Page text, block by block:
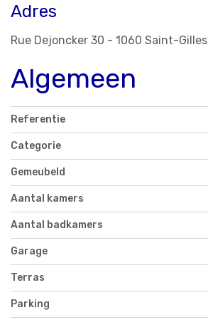
Adres
Rue Dejoncker 30 - 1060 Saint-Gilles
Algemeen
Referentie
Categorie
Gemeubeld
Aantal kamers
Aantal badkamers
Garage
Terras
Parking